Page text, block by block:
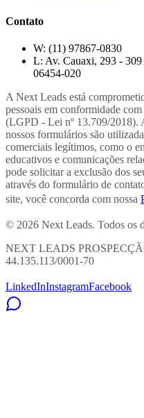
Contato
W: (11) 97867-0830
L: Av. Cauaxi, 293 -
06454-020
A Next Leads está
pessoais em conformidade
(LGPD - Lei nº 13.709/2018).
nossos formulários são
comerciais legítimos, como o
educativos e comunicações
pode solicitar a exclusão dos
através do formulário de
site, você concorda com nossa
© 2026 Next Leads. Todos os
NEXT LEADS
44.135.113/0001-70
LinkedInInstagramFacebook